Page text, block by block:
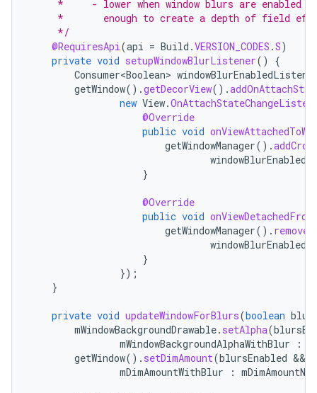
*     - lower when window blurs are enabled
*       enough to create a depth of field
     */
@RequiresApi(api = Build .VERSION_CODES .S)
private void setupWindowBlurListener()
{
Consumer<Boolean>
getWindow().getDecorView().
new View.
@Override
public void
getWindowManager().
}
@Override
public void
getWindowManager().
}
});
}
private void updateWindowForBlurs(boolean
mWindowBackgroundDrawable. setAlpha(
mWindowBackgroundAlphaWithBlur
:
getWindow(). setDimAmount(blursEnabled &&
mDimAmountWithBlur
: